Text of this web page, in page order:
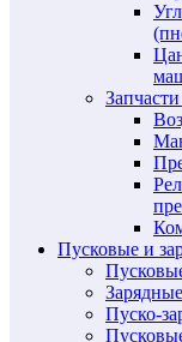
Пусковые и
Пуско-